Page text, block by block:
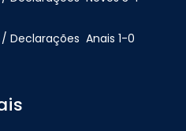
Declarações Anais 1-0